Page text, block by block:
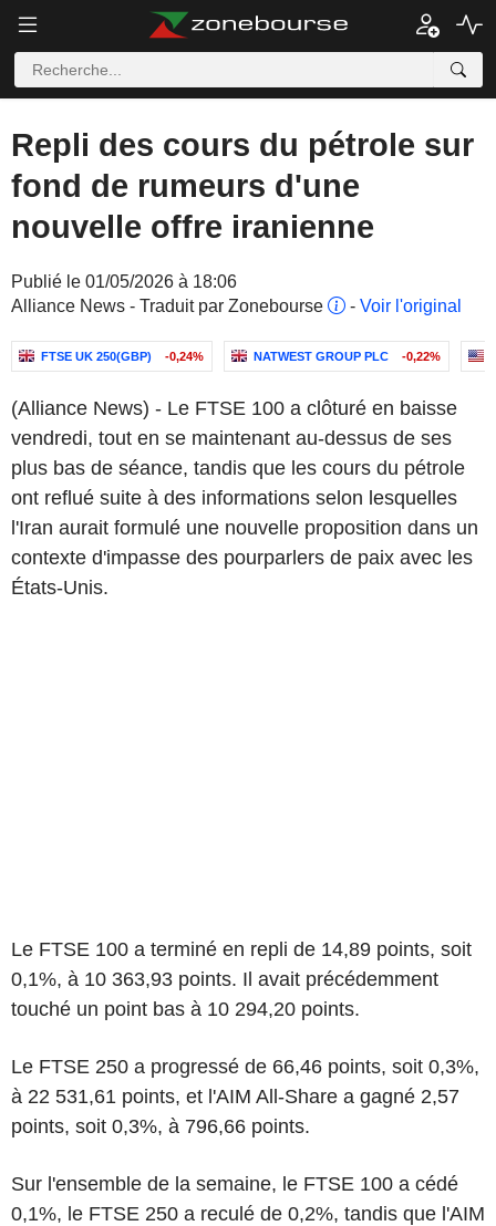
Repli des cours du pétrole sur
fond de rumeurs d'une
nouvelle offre iranienne
Publié le 01/05/2026 à 18:06
Alliance News - Traduit par Zonebourse
- Voir l'original
FTSE UK 250(GBP) -0,24% NATWEST GROUP PLC -0,22%
(Alliance News) - Le FTSE 100 a clôturé en baisse
vendredi, tout en se maintenant au-dessus de ses
plus bas de séance, tandis que les cours du pétrole
ont reflué suite à des informations selon lesquelles
l'Iran aurait formulé une nouvelle proposition dans un
contexte d'impasse des pourparlers de paix avec les
États-Unis.
Le FTSE 100 a terminé en repli de 14,89 points, soit
0,1%, à 10 363,93 points. Il avait précédemment
touché un point bas à 10 294,20 points.
Le FTSE 250 a progressé de 66,46 points, soit 0,3%,
à 22 531,61 points, et l'AIM All-Share a gagné 2,57
points, soit 0,3%, à 796,66 points.
Sur l'ensemble de la semaine, le FTSE 100 a cédé
0,1%, le FTSE 250 a reculé de 0,2%, tandis que l'AIM